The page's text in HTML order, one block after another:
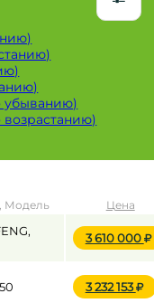
убыванию)
Модель Цена
3 610 000
3 232 153